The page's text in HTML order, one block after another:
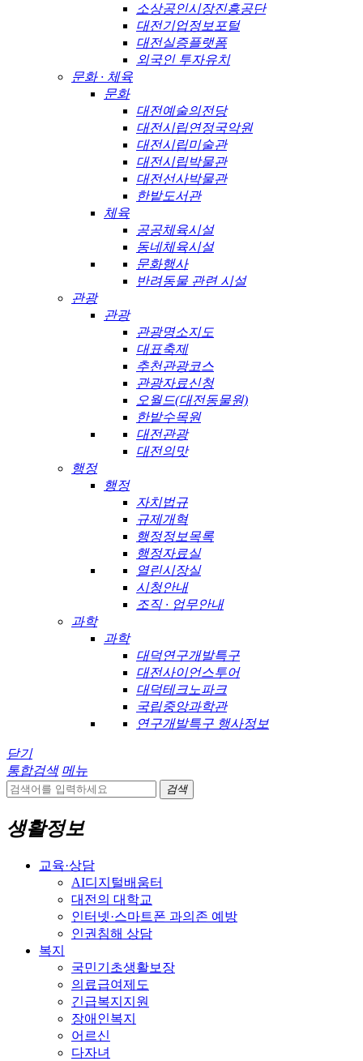
소상공인시장진흥공단
대전기업정보포털
대전실증플랫폼
외국인 투자유치
문화 · 체육
문화
대전예술의전당
대전시립연정국악원
대전시립미술관
대전시립박물관
대전선사박물관
한밭도서관
체육
공공체육시설
동네체육시설
문화행사
반려동물 관련 시설
관광
관광
관광명소지도
대표축제
추천관광코스
관광자료신청
오월드(대전동물원)
한밭수목원
대전관광
대전의맛
행정
행정
자치법규
규제개혁
행정정보목록
행정자료실
열린시장실
시청안내
조직 · 업무안내
과학
과학
대덕연구개발특구
대전사이언스투어
대덕테크노파크
국립중앙과학관
연구개발특구 행사정보
닫기
통합검색 메뉴
검색
생활정보
교육·상담
AI디지털배움터
대전의 대학교
인터넷·스마트폰 과의존 예방
인권침해 상담
복지
국민기초생활보장
의료급여제도
긴급복지지원
장애인복지
어르신
다자녀